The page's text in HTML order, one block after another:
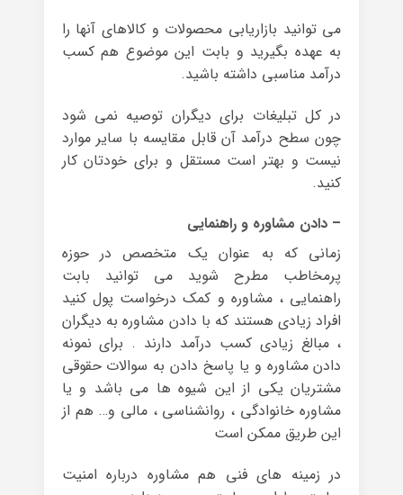
می توانید بازاریابی محصولات و کالاهای آنها را
به عهده بگیرید و بابت این موضوع هم کسب
درآمد مناسبی داشته باشید.
در کل تبلیغات برای دیگران توصیه نمی شود
چون سطح درآمد آن قابل مقایسه با سایر موارد
نیست و بهتر است مستقل و برای خودتان کار
کنید.
– دادن مشاوره و راهنمایی
زمانی که به عنوان یک متخصص در حوزه
پرمخاطب مطرح شوید می توانید بابت
راهنمایی ، مشاوره و کمک درخواست پول کنید
افراد زیادی هستند که با دادن مشاوره به دیگران
، مبالغ زیادی کسب درآمد دارند . برای نمونه
دادن مشاوره و یا پاسخ دادن به سوالات حقوقی
مشتریان یکی از این شیوه ها می باشد و یا
مشاوره خانوادگی ، روانشناسی ، مالی و… هم از
این طریق ممکن است
در زمینه های فنی هم مشاوره درباره امنیت